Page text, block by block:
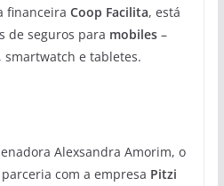
financeira Coop Facilita, está
de seguros para mobiles –
e tabletes.
Alexsandra Amorim, o
com a empresa Pitzi